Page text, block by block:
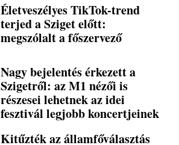
Életveszélyes TikTok-trend
terjed a Sziget előtt:
megszólalt a főszervező
Nagy bejelentés érkezett a
Szigetről: az M1 nézői is
részesei lehetnek az idei
fesztivál legjobb koncertjeinek
Kitűzték az államfőválasztás